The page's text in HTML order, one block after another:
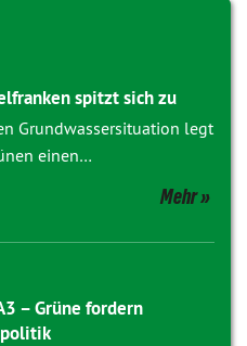
spitzt sich zu
Grundwassersituation legt
einen…
Mehr
– Grüne fordern